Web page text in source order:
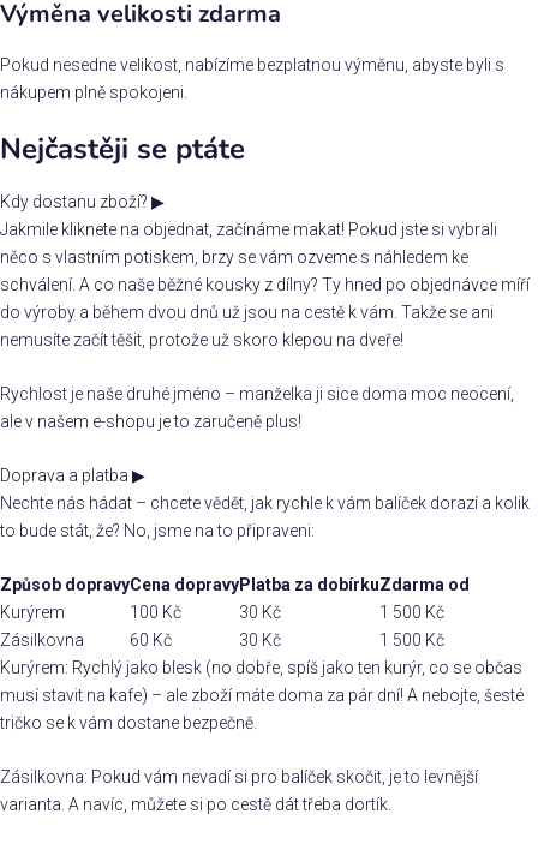
Výměna velikosti zdarma
Pokud nesedne velikost, nabízíme bezplatnou výměnu, abyste byli s
nákupem plně spokojeni.
Nejčastěji se ptáte
Kdy dostanu zboží? ▶
Jakmile kliknete na objednat, začínáme makat! Pokud jste si vybrali
něco s vlastním potiskem, brzy se vám ozveme s náhledem ke
schválení. A co naše běžné kousky z dílny? Ty hned po objednávce míří
do výroby a během dvou dnů už jsou na cestě k vám. Takže se ani
nemusíte začít těšit, protože už skoro klepou na dveře!
Rychlost je naše druhé jméno – manželka ji sice doma moc neocení,
ale v našem e-shopu je to zaručeně plus!
Doprava a platba ▶
Nechte nás hádat – chcete vědět, jak rychle k vám balíček dorazí a kolik
to bude stát, že? No, jsme na to připraveni:
Způsob dopravyCena dopravyPlatba za dobírkuZdarma od
Kurýrem
100 Kč 30 Kč
1 500 Kč
Zásilkovna
60 Kč 30 Kč
1 500 Kč
Kurýrem: Rychlý jako blesk (no dobře, spíš jako ten kurýr, co se občas
musí stavit na kafe) – ale zboží máte doma za pár dní! A nebojte, šesté
tričko se k vám dostane bezpečně.
Zásilkovna: Pokud vám nevadí si pro balíček skočit, je to levnější
varianta. A navíc, můžete si po cestě dát třeba dortík.